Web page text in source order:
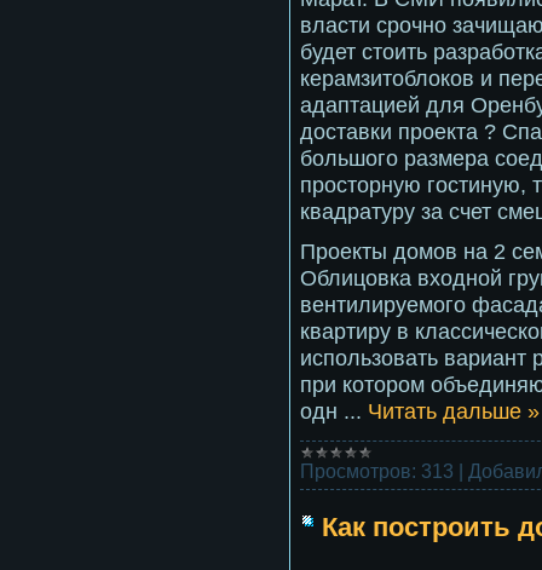
власти срочно
будет стоить
керамзитоблоков и
адаптацией для
доставки проекта ?
большого размера
просторную гостиную,
квадратуру за счет
Проекты домов на 2
Облицовка входной
вентилируемого
квартиру в
использовать вариант
при котором
одн ... Читать дальше »
Просмотров: 313 |
Как построить